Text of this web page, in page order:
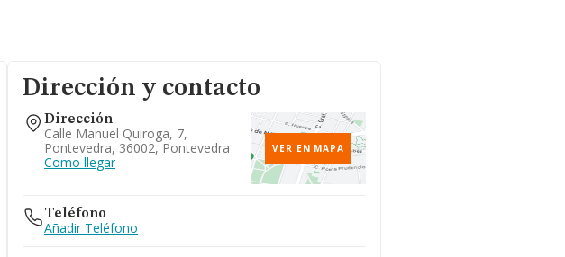
Dirección y contacto
Dirección
Calle Manuel Quiroga, 7,
Pontevedra, 36002, Pontevedra
Como llegar
VER EN MAPA
Teléfono
Añadir Teléfono